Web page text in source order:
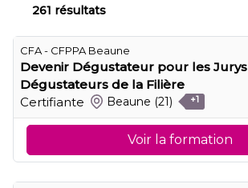
261 résultats
CFA - CFPPA Beaune
Devenir Dégustateur pour les Jurys
Dégustateurs de la Filière
Certifiante
Beaune (21) +1
Voir la formation